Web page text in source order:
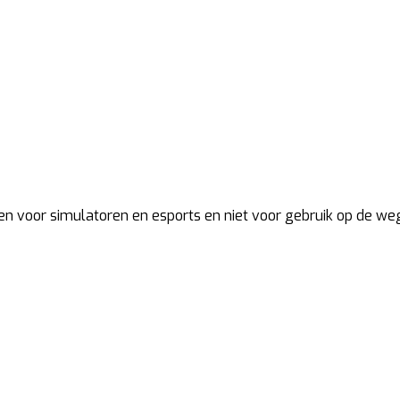
voor simulatoren en esports en niet voor gebruik op de